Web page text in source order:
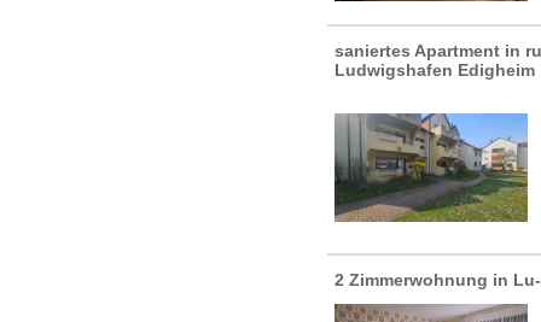
saniertes Apartment in
Ludwigshafen Edigheim
2 Zimmerwohnung in